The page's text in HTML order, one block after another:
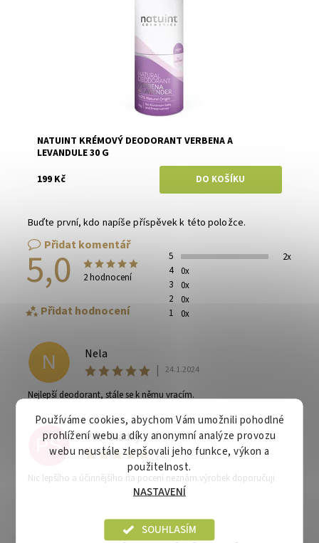
NATUINT KRÉMOVÝ DEODORANT VERBENA A
LEVANDULE 30 G
199 Kč
Buďte první, kdo napíše příspěvek k této položce.
Přidat komentář
5,0 2 hodnocení
Přidat hodnocení
5
2x
4
0x
3
0x
2
0x
1
0x
ochrany osobních údajů.
N
Nela
| 24.1.2024
Nejlepší deodorant, stále se k němu vracím.
PS
Petr Sladký
| 4.5.2022
Nic lepšího a účinnějšího na pocení neznám.výrobek doporučuji
Používáme cookies, abychom Vám umožnili pohodlné
prohlížení webu a díky anonymní analýze provozu
webu neustále zlepšovali jeho funkce, výkon a
použitelnost.
NASTAVENÍ
SOUHLASÍM